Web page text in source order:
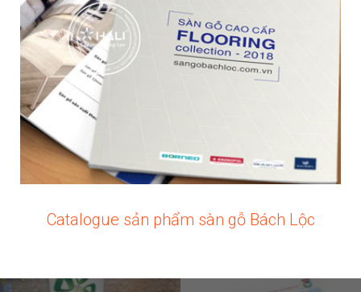
Catalogue sản phẩm sàn gỗ Bách Lộc